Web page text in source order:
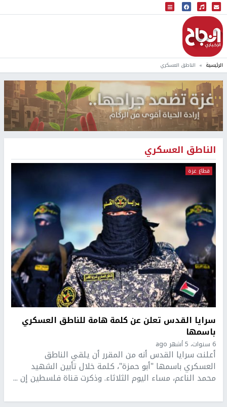
البث المباشر
إذاعة النجاح
الرئيسية الناطق العسكري
الناطق العسكري
قطاع غزة
سرايا القدس تعلن عن كلمة هامة للناطق العسكري
باسمها
6 سنوات، 5 أشهر ago
أعلنت سرايا القدس أنه من المقرر أن يلقي الناطق
العسكري باسمها "أبو حمزة"، كلمة خلال تأبين الشهيد
محمد الناعم، مساء اليوم الثلاثاء. وذكرت قناة فلسطين إن ...